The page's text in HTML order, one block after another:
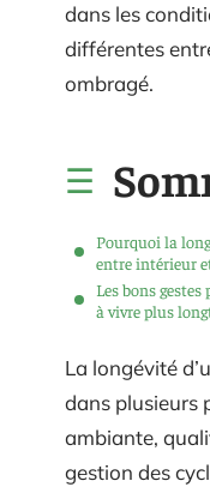
dans les
différentes
ombragé.
Pourquoi la
entre intérieur
Les bons
à vivre plus
La longévité
dans plusieurs
ambiante,
gestion des